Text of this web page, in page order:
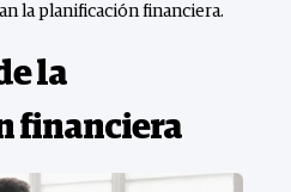
la planificación financiera.
la
financiera